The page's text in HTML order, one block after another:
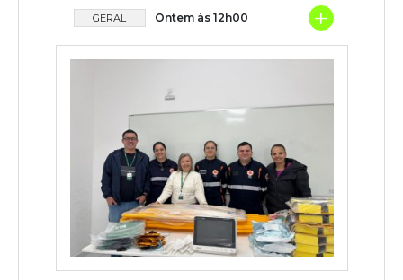
GERAL Ontem às 12h00 +